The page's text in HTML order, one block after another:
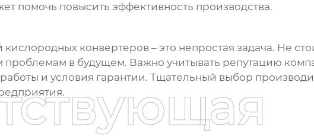
помочь повысить эффективность производства.
конвертеров– это непростая задача. Не
в будущем. Важно учитывать репутацию
и условия гарантии. Тщательный выбор